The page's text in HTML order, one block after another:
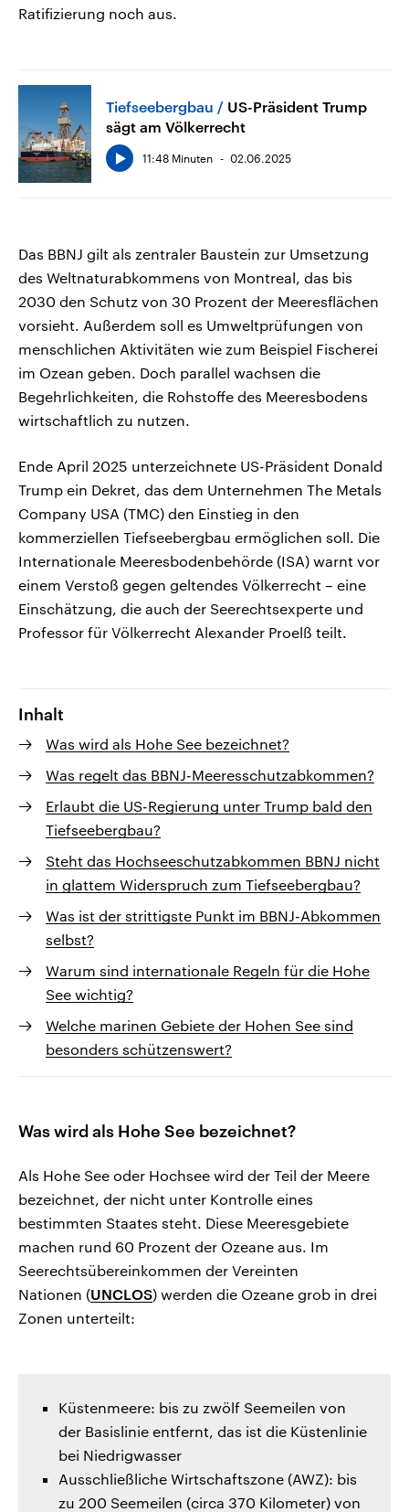
Ratifizierung noch aus.
Tiefseebergbau
US-Präsident Trump
sägt am Völkerrecht
11:48 Minuten 02.06.2025
Das BBNJ gilt als zentraler Baustein zur Umsetzung
des Weltnaturabkommens von Montreal, das bis
2030 den Schutz von 30 Prozent der Meeresflächen
vorsieht. Außerdem soll es Umweltprüfungen von
menschlichen Aktivitäten wie zum Beispiel Fischerei
im Ozean geben. Doch parallel wachsen die
Begehrlichkeiten, die Rohstoffe des Meeresbodens
wirtschaftlich zu nutzen.
Ende April 2025 unterzeichnete US-Präsident Donald
Trump ein Dekret, das dem Unternehmen The Metals
Company USA (TMC) den Einstieg in den
kommerziellen Tiefseebergbau ermöglichen soll. Die
Internationale Meeresbodenbehörde (ISA) warnt vor
einem Verstoß gegen geltendes Völkerrecht – eine
Einschätzung, die auch der Seerechtsexperte und
Professor für Völkerrecht Alexander Proelß teilt.
Inhalt
Was wird als Hohe See bezeichnet?
Was regelt das BBNJ-Meeresschutzabkommen?
Erlaubt die US-Regierung unter Trump bald den
Tiefseebergbau?
Steht das Hochseeschutzabkommen BBNJ nicht
in glattem Widerspruch zum Tiefseebergbau?
Was ist der strittigste Punkt im BBNJ-Abkommen
selbst?
Warum sind internationale Regeln für die Hohe
See wichtig?
Welche marinen Gebiete der Hohen See sind
besonders schützenswert?
Was wird als Hohe See bezeichnet?
Als Hohe See oder Hochsee wird der Teil der Meere
bezeichnet, der nicht unter Kontrolle eines
bestimmten Staates steht. Diese Meeresgebiete
machen rund 60 Prozent der Ozeane aus. Im
Seerechtsübereinkommen der Vereinten
Nationen (UNCLOS) werden die Ozeane grob in drei
Zonen unterteilt:
Küstenmeere: bis zu zwölf Seemeilen von
der Basislinie entfernt, das ist die Küstenlinie
bei Niedrigwasser
Ausschließliche Wirtschaftszone (AWZ): bis
zu 200 Seemeilen (circa 370 Kilometer) von